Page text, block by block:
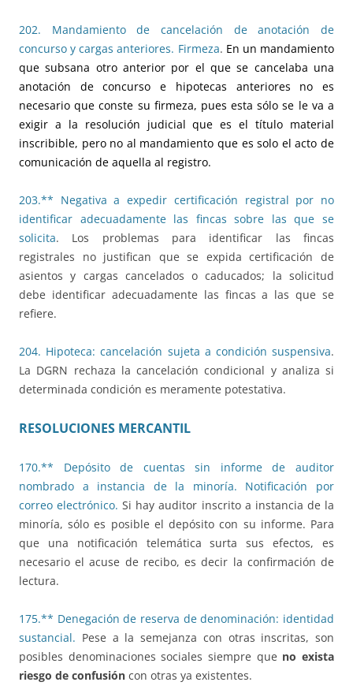
202. Mandamiento de cancelación de anotación de
concurso y cargas anteriores. Firmeza. En un mandamiento
que subsana otro anterior por el que se cancelaba una
anotación de concurso e hipotecas anteriores no es
necesario que conste su firmeza, pues esta sólo se le va a
exigir a la resolución judicial que es el título material
inscribible, pero no al mandamiento que es solo el acto de
comunicación de aquella al registro.
203.** Negativa a expedir certificación registral por no
identificar adecuadamente las fincas sobre las que se
solicita. Los problemas para identificar las fincas
registrales no justifican que se expida certificación de
asientos y cargas cancelados o caducados; la solicitud
debe identificar adecuadamente las fincas a las que se
refiere.
204. Hipoteca: cancelación sujeta a condición suspensiva.
La DGRN rechaza la cancelación condicional y analiza si
determinada condición es meramente potestativa.
RESOLUCIONES MERCANTIL
170.** Depósito de cuentas sin informe de auditor
nombrado a instancia de la minoría. Notificación por
correo electrónico. Si hay auditor inscrito a instancia de la
minoría, sólo es posible el depósito con su informe. Para
que una notificación telemática surta sus efectos, es
necesario el acuse de recibo, es decir la confirmación de
lectura.
175.** Denegación de reserva de denominación: identidad
sustancial. Pese a la semejanza con otras inscritas, son
posibles denominaciones sociales siempre que no exista
riesgo de confusión con otras ya existentes.